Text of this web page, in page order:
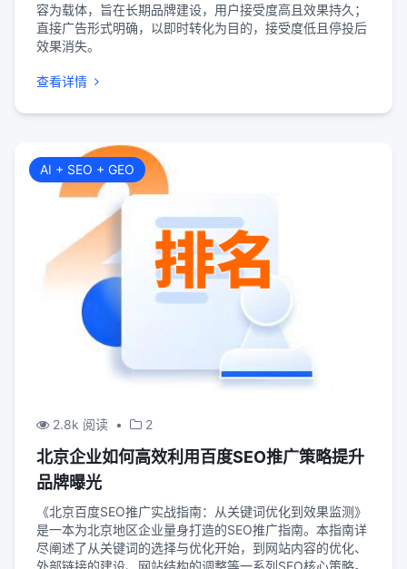
容为载体，旨在长期品牌建设，用户接受度高且效果持久；
直接广告形式明确，以即时转化为目的，接受度低且停投后
效果消失。
查看详情
AI + SEO + GEO
2.8k 阅读 • 2
北京企业如何高效利用百度SEO推广策略提升
品牌曝光
《北京百度SEO推广实战指南：从关键词优化到效果监测》
是一本为北京地区企业量身打造的SEO推广指南。本指南详
尽阐述了从关键词的选择与优化开始，到网站内容的优化、